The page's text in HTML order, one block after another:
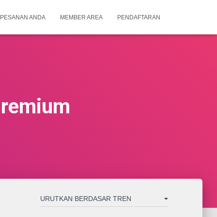
PESANAN ANDA MEMBER AREA PENDAFTARAN